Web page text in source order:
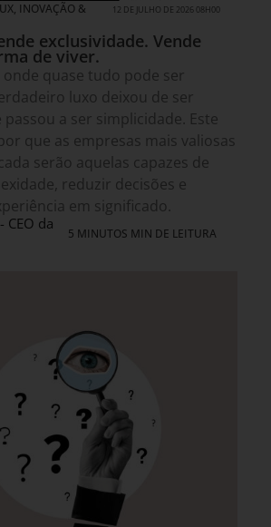
, INOVAÇÃO &
12 DE JULHO DE 2026 08H00
exclusividade. Vende
de viver.
quase tudo pode ser
luxo deixou de ser
passou a ser simplicidade. Este
que as empresas mais valiosas
serão aquelas capazes de
reduzir decisões e
em significado.
CEO da
5 MINUTOS MIN DE LEITURA